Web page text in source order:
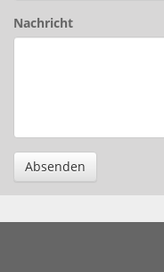
Nachricht
Absenden